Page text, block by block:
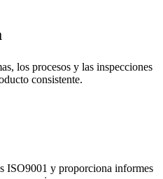
los procesos y las inspecciones
consistente.
ISO9001 y proporciona informes